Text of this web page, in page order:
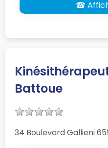
☎
Battoue
34 Boulevard Gallieni